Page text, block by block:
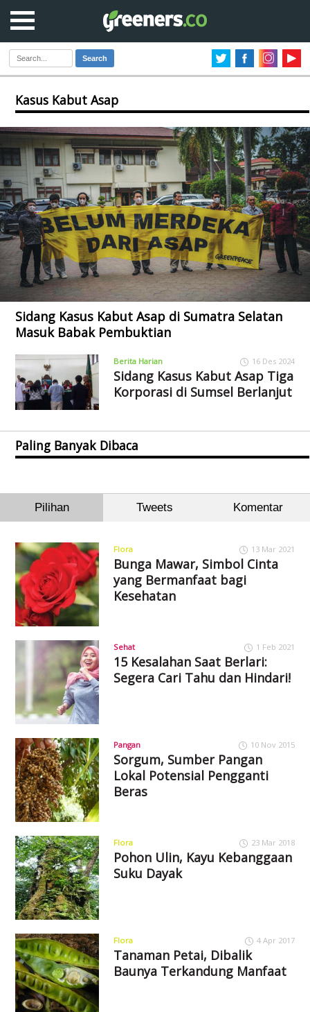
Search
Kasus Kabut Asap
Sidang Kasus Kabut Asap di Sumatra Selatan
Masuk Babak Pembuktian
Berita Harian 16 Des 2024
Sidang Kasus Kabut Asap Tiga
Korporasi di Sumsel Berlanjut
Paling Banyak Dibaca
Pilihan Tweets Komentar
Flora 13 Mar 2021
Bunga Mawar, Simbol Cinta
yang Bermanfaat bagi
Kesehatan
Sehat 1 Feb 2021
15 Kesalahan Saat Berlari:
Segera Cari Tahu dan Hindari!
Pangan 10 Nov 2015
Sorgum, Sumber Pangan
Lokal Potensial Pengganti
Beras
Flora 23 Mar 2018
Pohon Ulin, Kayu Kebanggaan
Suku Dayak
Flora 4 Apr 2017
Tanaman Petai, Dibalik
Baunya Terkandung Manfaat